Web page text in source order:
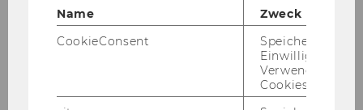
43) Ein­la­dung zur kon­sti­tu­ie­ren­den Sit­zung
der Ha­bi­li­ta­ti­ons­kom­mis­si­on für Frau Dr. El­
frie­de PENZ
Name
Zweck
CookieConsent
Speichert Ihre
Einwilligung zur
Verwendung von
Cookies.